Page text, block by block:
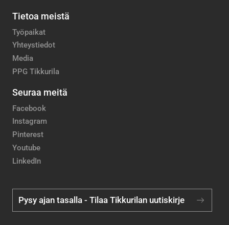
Tietoa meistä
Työpaikat
Yhteystiedot
Media
PPG Tikkurila
Seuraa meitä
Facebook
Instagram
Pinterest
Youtube
LinkedIn
Pysy ajan tasalla - Tilaa Tikkurilan uutiskirje